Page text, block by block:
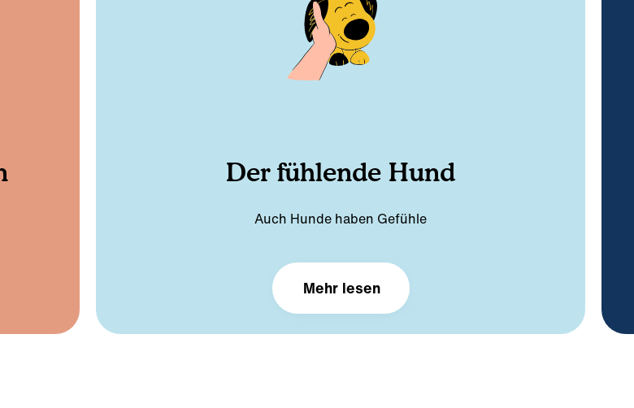
zu
Hunde sind keine Wölfe
Alphahunde gibt es nicht
Mehr lesen
wissenschaftlichen Erkenntnissen und auf dem Verständnis, dass wir
mit Hunden in einer partnerschaftlichen Beziehung arbeiten – nicht in
gilt für die Idee vom „Alphawolf“ – auch das ist ein Mythos. Es gibt
also keinen Grund anzunehmen, dass Methoden, die angeblich bei
Wölfen funktionieren, bei Hunden genauso sinnvoll wären.